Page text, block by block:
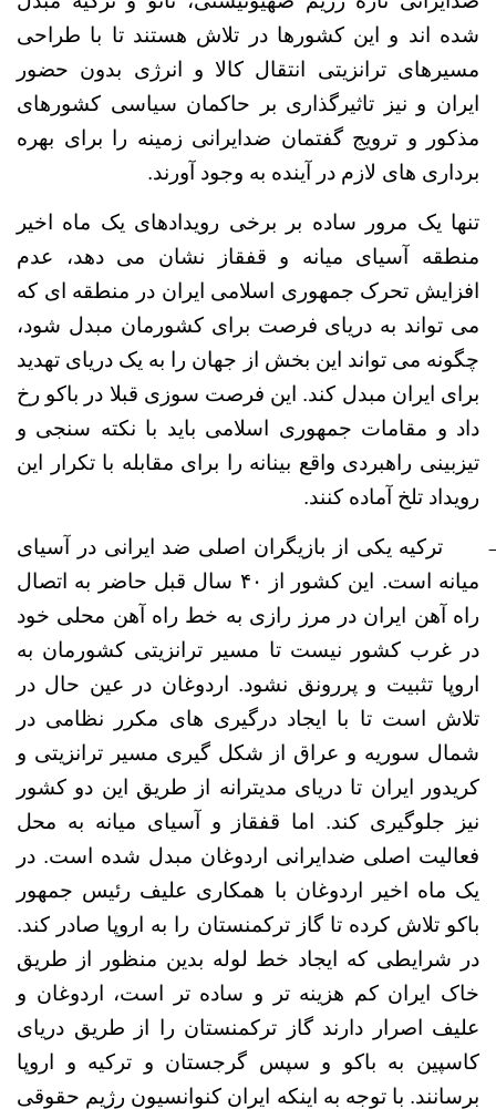
شده اند و این کشورها در تلاش هستند تا با طراحی
مسیرهای ترانزیتی انتقال کالا و انرژی بدون حضور
ایران و نیز تاثیرگذاری بر حاکمان سیاسی کشورهای
مذکور و ترویج گفتمان ضدایرانی زمینه را برای بهره
برداری های لازم در آینده به وجود آورند.
تنها یک مرور ساده بر برخی رویدادهای یک ماه اخیر
منطقه آسیای میانه و قفقاز نشان می دهد، عدم
افزایش تحرک جمهوری اسلامی ایران در منطقه ای که
می تواند به دریای فرصت برای کشورمان مبدل شود،
چگونه می تواند این بخش از جهان را به یک دریای تهدید
برای ایران مبدل کند. این فرصت سوزی قبلا در باکو رخ
داد و مقامات جمهوری اسلامی باید با نکته سنجی و
تیزبینی راهبردی واقع بینانه را برای مقابله با تکرار این
رویداد تلخ آماده کنند.
ترکیه یکی از بازیگران اصلی ضد ایرانی در آسیای
میانه است. این کشور از ۴۰ سال قبل حاضر به اتصال
راه آهن ایران در مرز رازی به خط راه آهن محلی خود
در غرب کشور نیست تا مسیر ترانزیتی کشورمان به
اروپا تثبیت و پررونق نشود. اردوغان در عین حال در
تلاش است تا با ایجاد درگیری های مکرر نظامی در
شمال سوریه و عراق از شکل گیری مسیر ترانزیتی و
کریدور ایران تا دریای مدیترانه از طریق این دو کشور
نیز جلوگیری کند. اما قفقاز و آسیای میانه به محل
فعالیت اصلی ضدایرانی اردوغان مبدل شده است. در
یک ماه اخیر اردوغان با همکاری علیف رئیس جمهور
باکو تلاش کرده تا گاز ترکمنستان را به اروپا صادر کند.
در شرایطی که ایجاد خط لوله بدین منظور از طریق
خاک ایران کم هزینه تر و ساده تر است، اردوغان و
علیف اصرار دارند گاز ترکمنستان را از طریق دریای
کاسپین به باکو و سپس گرجستان و ترکیه و اروپا
برسانند. با توجه به اینکه ایران کنوانسیون رژیم حقوقی